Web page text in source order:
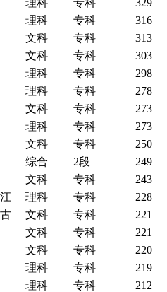
理科 专科
316
文科 专科
313
文科 专科
303
理科 专科
298
理科 专科
278
文科 专科
273
理科 专科
273
文科 专科
250
综合 2段
249
文科 专科
243
理科 专科
228
文科 专科
221
文科 专科
221
文科 专科
220
理科 专科
219
理科 专科
212